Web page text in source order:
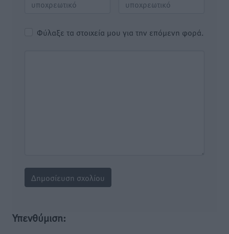
Φύλαξε τα στοιχεία μου για την επόμενη φορά.
Υπενθύμιση: